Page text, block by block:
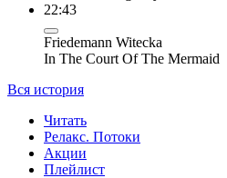
22:43
Friedemann Witecka
In The Court Of The Mermaid
Вся история
Читать
Релакс. Потоки
Акции
Плейлист